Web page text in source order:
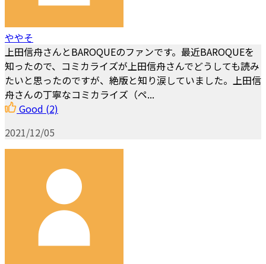
ややそ
上田信舟さんとBAROQUEのファンです。最近BAROQUEを
知ったので、コミカライズが上田信舟さんでどうしても読み
たいと思ったのですが、絶版と知り涙していました。上田信
舟さんの丁寧なコミカライズ（ペ...
Good (2)
2021/12/05